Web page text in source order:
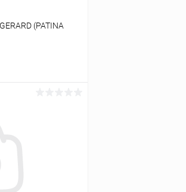
(PATINA